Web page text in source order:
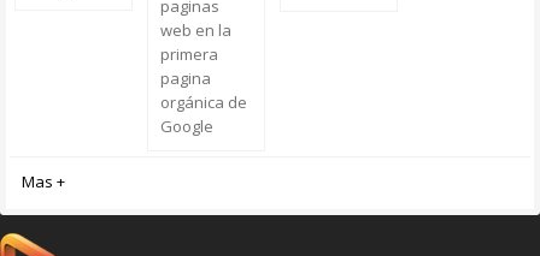
paginas
web en la
primera
pagina
orgánica de
Google
Mas +